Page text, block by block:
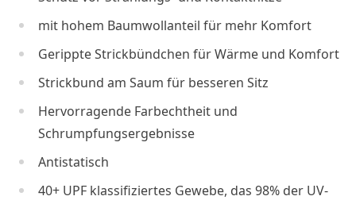
mit hohem Baumwollanteil für mehr Komfort
Gerippte Strickbündchen für Wärme und Komfort
Strickbund am Saum für besseren Sitz
Hervorragende Farbechtheit und
Schrumpfungsergebnisse
Antistatisch
40+ UPF klassifiziertes Gewebe, das 98% der UV-